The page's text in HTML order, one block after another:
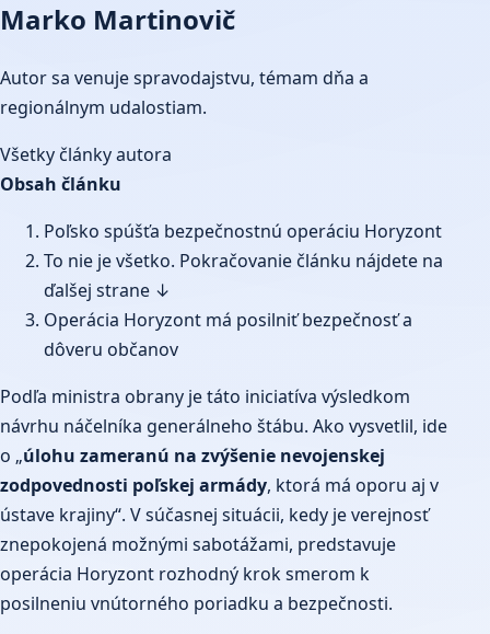
Marko Martinovič
Autor sa venuje spravodajstvu, témam dňa a
regionálnym udalostiam.
Všetky články autora
Obsah článku
Poľsko spúšťa bezpečnostnú operáciu Horyzont
To nie je všetko. Pokračovanie článku nájdete na
ďalšej strane ↓
Operácia Horyzont má posilniť bezpečnosť a
dôveru občanov
Podľa ministra obrany je táto iniciatíva výsledkom
návrhu náčelníka generálneho štábu. Ako vysvetlil, ide
o „úlohu zameranú na zvýšenie nevojenskej
zodpovednosti poľskej armády, ktorá má oporu aj v
ústave krajiny“. V súčasnej situácii, kedy je verejnosť
znepokojená možnými sabotážami, predstavuje
operácia Horyzont rozhodný krok smerom k
posilneniu vnútorného poriadku a bezpečnosti.